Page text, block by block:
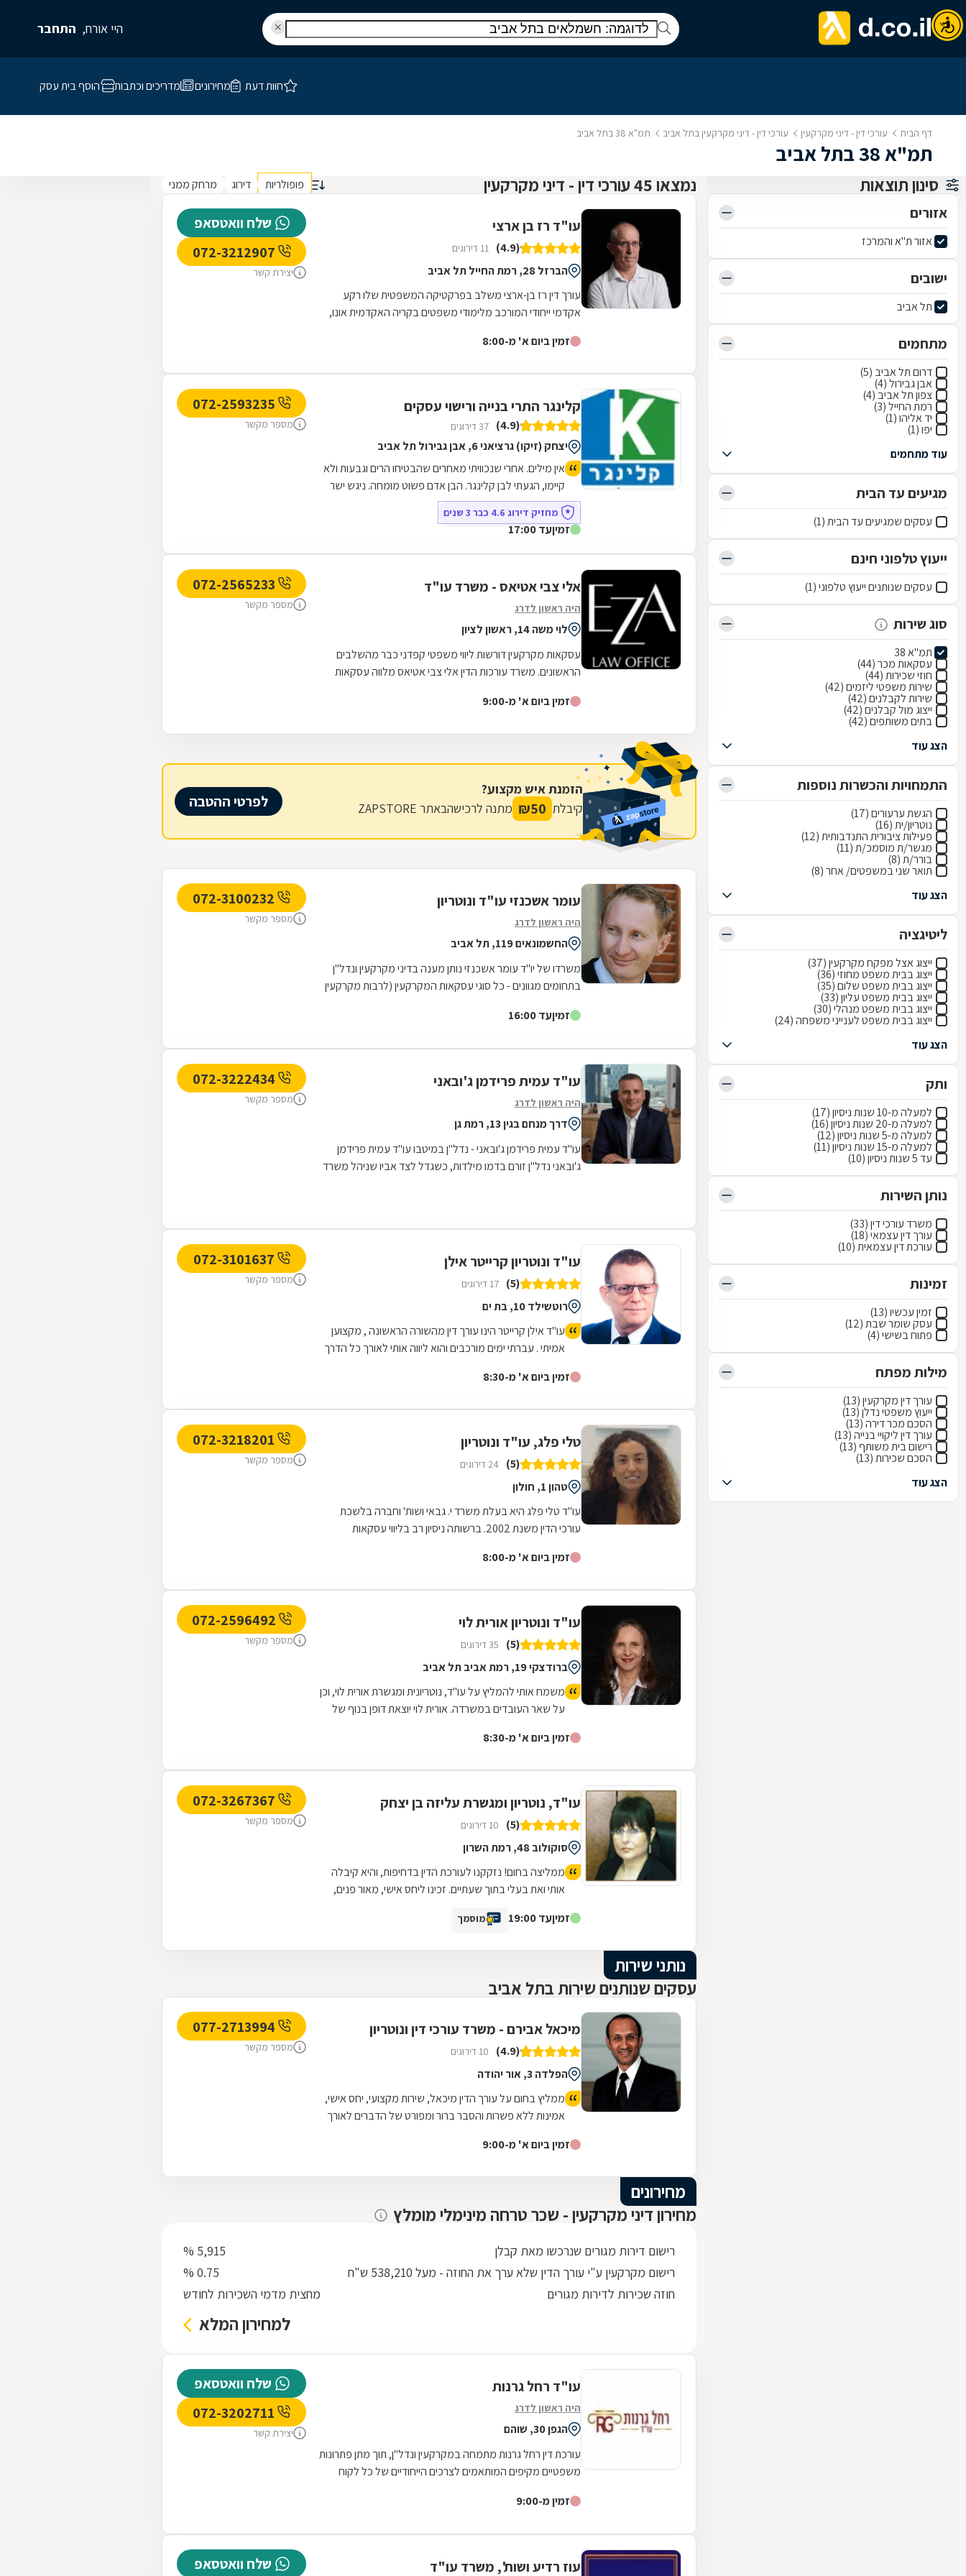
היי אורח, התחבר
חוות דעת מחירונים מדריכים וכתבות הוסף בית עסק
דף הבית עורכי דין - דיני מקרקעין עורכי דין - דיני מקרקעין בתל אביב תמ"א 38 בתל אביב
תמ"א 38 בתל אביב
סינון תוצאות
אזורים
אזור ת"א והמרכז
ישובים
תל אביב
מתחמים
דרום תל אביב (5)
אבן גבירול (4)
צפון תל אביב (4)
רמת החייל (3)
יד אליהו (1)
יפו (1)
עוד מתחמים
מגיעים עד הבית
עסקים שמגיעים עד הבית (1)
ייעוץ טלפוני חינם
עסקים שנותנים ייעוץ טלפוני (1)
סוג שירות
תמ"א 38
עסקאות מכר (44)
חוזי שכירות (44)
שירות משפטי ליזמים (42)
שירות לקבלנים (42)
ייצוג מול קבלנים (42)
בתים משותפים (42)
הצג עוד
התמחויות והכשרות נוספות
הגשת ערעורים (17)
נוטריון/ית (16)
פעילות ציבורית התנדבותית (12)
מגשר/ת מוסמכ/ת (11)
בורר/ת (8)
תואר שני במשפטים/ אחר (8)
הצג עוד
ליטיגציה
ייצוג אצל מפקח מקרקעין (37)
ייצוג בבית משפט מחוזי (36)
ייצוג בבית משפט שלום (35)
ייצוג בבית משפט עליון (33)
ייצוג בבית משפט מנהלי (30)
ייצוג בבית משפט לענייני משפחה (24)
הצג עוד
ותק
למעלה מ-10 שנות ניסיון (17)
למעלה מ-20 שנות ניסיון (16)
למעלה מ-5 שנות ניסיון (12)
למעלה מ-15 שנות ניסיון (11)
עד 5 שנות ניסיון (10)
נותן השירות
משרד עורכי דין (33)
עורך דין עצמאי (18)
עורכת דין עצמאית (10)
זמינות
זמין עכשיו (13)
עסק שומר שבת (12)
פתוח בשישי (4)
מילות מפתח
עורך דין מקרקעין (13)
ייעוץ משפטי נדלן (13)
הסכם מכר דירה (13)
עורך דין ליקויי בנייה (13)
רישום בית משותף (13)
הסכם שכירות (13)
הצג עוד
נמצאו 45 עורכי דין - דיני מקרקעין פופולריות דירוג מרחק ממני
עו"ד רז בן ארצי
(4.9) 11 דירוגים
הברזל 28, רמת החייל תל אביב
עורך דין רז בן-ארצי משלב בפרקטיקה המשפטית שלו רקע
אקדמי ייחודי המורכב מלימודי משפטים בקריה האקדמית אונו,
זמין ביום א' מ-8:00
שלח וואטסאפ
יצירת קשר
קלינגר התרי בנייה ורישוי עסקים
(4.9) 37 דירוגים
יצחק (זיקו) גרציאני 6, אבן גבירול תל אביב
אין מילים. אחרי שנכוויתי מאחרים שהבטיחו הרים וגבעות ולא
קיימו, הגעתי לבן קלינגר. הבן אדם פשוט מומחה. ניגש ישר
לעניין, הסביר לי הכל בגובה העיניים ופשוט תקתק את
מרגישים את הניסיון שלו בכל צעד. רק משרד קלינגר!!!
מחזיק דירוג 4.6 כבר 3 שנים
זמיןעד 17:00
מספר מקשר
אלי צבי אטיאס - משרד עו"ד
היה ראשון לדרג
לוי משה 14, ראשון לציון
עסקאות מקרקעין דורשות ליווי משפטי קפדני כבר מהשלבים
הראשונים. משרד עורכות הדין אלי צבי אטיאס מלווה עסקאות
זמין ביום א' מ-9:00
מספר מקשר
הזמנת איש מקצוע?
קיבלת 50
₪ מתנה לרכישהבאתר ZAPSTORE לפרטי ההטבה
עומר אשכנזי עו"ד ונוטריון
היה ראשון לדרג
החשמונאים 119, תל אביב
משרדו של יו"ד עומר אשכנזי נותן מענה בדיני מקרקעין ונדל"ן
בתחומים מגוונים - כל סוגי עסקאות המקרקעין (לרבות מקרקעין
זמיןעד 16:00
מספר מקשר
עו"ד עמית פרידמן ג'ובאני
היה ראשון לדרג
דרך מנחם בגין 13, רמת גן
עו"ד עמית פרידמן ג'ובאני - נדל"ן במיטבו עו"ד עמית פרידמן
ג'ובאני נדל"ן זורם בדמו מילדות, כשגדל לצד אביו שניהל משרד
מספר מקשר
עו"ד ונוטריון קרייטר אילן
(5) 17 דירוגים
רוטשילד 10, בת ים
עו"ד אילן קרייטר הינו עורך דין מהשורה הראשונה , מקצוען
אמיתי . עברתי ימים מורכבים והוא ליווה אותי לאורך כל הדרך
תמיד גם בשעות לא שיגרתיות ואפילו בשבת . כל עצה שלו
רבות של עיסוק בתחום כל כך חשוב ולכל כך הרבה אנשים .
זמין ביום א' מ-8:30
מספר מקשר
טלי פלג, עו"ד ונוטריון
(5) 24 דירוגים
טהון 1, חולון
עו"ד טלי פלג היא בעלת משרד י. גבאי ושות' וחברה בלשכת
עורכי הדין משנת 2002. ברשותה ניסיון רב בליווי עסקאות
זמין ביום א' מ-8:00
מספר מקשר
עו"ד ונוטריון אורית לוי
(5) 35 דירוגים
ברודצקי 19, רמת אביב תל אביב
משמח אותי להמליץ על עו"ד, נוטריונית ומגשרת אורית לוי, וכן
על שאר העובדים במשרדה. אורית לוי יוצאת דופן בנוף של
אלא גם באנושיותה. היא מבצעת מגוון פעולות, כולל מכבידות
נענינו ברוח טובה ובאהדה, וכמובן בביצוע מהדרגה
הראשונה. אין בה או במשרדה שום העמדות פנים שמאפיינות
לא מעט עוסקים במקצוע זה, ותמיד נעים לפנות אליה בכל
שאלה. קל לתקשר איתה ועם משרדה בערוצים שונים, ותמיד
מגיע מענה בזמן.
זמין ביום א' מ-8:30
מספר מקשר
עו"ד, נוטריון ומגשרת עליזה בן יצחק
(5) 10 דירוגים
סוקולוב 48, רמת השרון
ממליצה בחום! נזקקנו לעורכת הדין בדחיפות, והיא קיבלה
אותי ואת בעלי בתוך שעתיים. זכינו ליחס אישי, מאור פנים,
ואכפתי, והרגשנו שאנחנו בידיים טובות. תודה רבה על כל
זמיןעד 19:00 מוסמך
מספר מקשר
נותני שירות
עסקים שנותנים שירות בתל אביב
מיכאל אבירם - משרד עורכי דין ונוטריון
(4.9) 10 דירוגים
הפלדה 3, אור יהודה
ממליץ בחום על עורך הדין מיכאל, שירות מקצועי, יחס אישי,
אמינות ללא פשרות והסבר ברור ומפורט של הדברים לאורך
זמין ביום א' מ-9:00
מספר מקשר
מחירונים
מחירון דיני מקרקעין - שכר טרחה מינימלי מומלץ
רישום דירות מגורים שנרכשו מאת קבלן
5,915 %
רישום מקרקעין ע"י עורך הדין שלא ערך את החוזה - מעל 538,210 ש"ח
0.75 %
חוזה שכירות לדירות מגורים
מחצית מדמי השכירות לחודש
למחירון המלא
עו"ד רחל גרנות
היה ראשון לדרג
הגפן 30, שוהם
עורכת דין רחל גרנות מתמחה במקרקעין ונדל"ן, תוך מתן פתרונות
משפטיים מקיפים המותאמים לצרכים הייחודיים של כל לקוח
זמין מ-9:00
שלח וואטסאפ
יצירת קשר
עוז רדיע ושות', משרד עו"ד שלח וואטסאפ